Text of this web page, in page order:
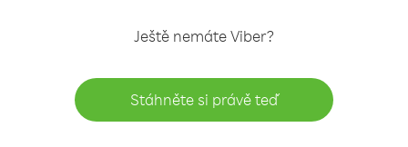
Ještě nemáte Viber?
Stáhněte si právě teď